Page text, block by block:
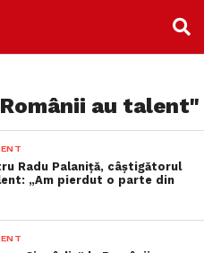
au talent"
Radu Palaniță, câștigătorul
„Am pierdut o parte din